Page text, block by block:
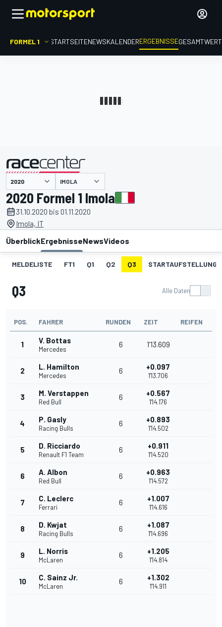
FORMEL 1 STARTSEITENEWSKALENDERERGEBNISSE
IMOLA
2020 Formel 1 Imola
31.10.2020 bis 01.11.2020
Imola, IT
ÜberblickErgebnisseNewsVideos
MELDELISTE FT1 Q1 Q2 Q3 STARTAUFSTELLUNG
Q3 Alle Daten
POS. FAHRER RUNDEN ZEIT REIFEN
1 V. Bottas
Mercedes
6 1'13.609
2 L. Hamilton
Mercedes
6 +0.097
1'13.706
3 M. Verstappen
Red Bull
6 +0.567
1'14.176
4 P. Gasly
Racing Bulls
6 +0.893
1'14.502
5 D. Ricciardo
Renault F1 Team
6 +0.911
1'14.520
6 A. Albon
Red Bull
6 +0.963
1'14.572
7 C. Leclerc
Ferrari
6 +1.007
1'14.616
8 D. Kwjat
Racing Bulls
6 +1.087
1'14.696
9 L. Norris
McLaren
6 +1.205
1'14.814
10 C. Sainz Jr.
McLaren
6 +1.302
1'14.911